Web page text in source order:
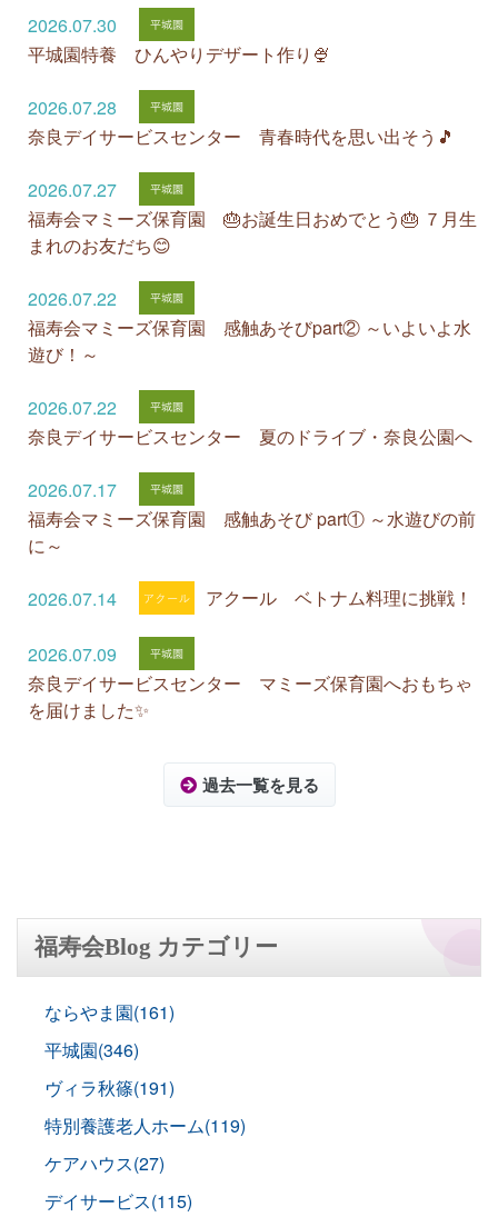
2026.07.30
平城園特養 ひんやりデザート作り🍨
2026.07.28
奈良デイサービスセンター 青春時代を思い出そう🎵
2026.07.27
福寿会マミーズ保育園 🎂お誕生日おめでとう🎂 ７月生
まれのお友だち😊
2026.07.22
福寿会マミーズ保育園 感触あそびpart② ～いよいよ水
遊び！～
2026.07.22
奈良デイサービスセンター 夏のドライブ・奈良公園へ
2026.07.17
福寿会マミーズ保育園 感触あそび part① ～水遊びの前
に～
2026.07.14 アクール ベトナム料理に挑戦！
2026.07.09
奈良デイサービスセンター マミーズ保育園へおもちゃ
を届けました✨
過去一覧を見る
福寿会Blog カテゴリー
ならやま園(161)
平城園(346)
ヴィラ秋篠(191)
特別養護老人ホーム(119)
ケアハウス(27)
デイサービス(115)